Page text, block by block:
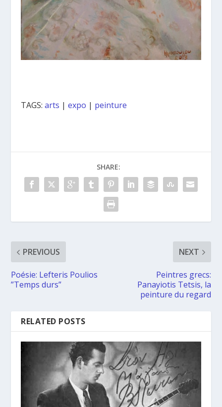
TAGS:arts |expo | peinture
SHARE:
PREVIOUS
Poésie: Lefteris Poulios
”Temps durs”
NEXT
Peintres grecs:
Panayiotis Tetsis, la
peinture du regard
RELATED POSTS